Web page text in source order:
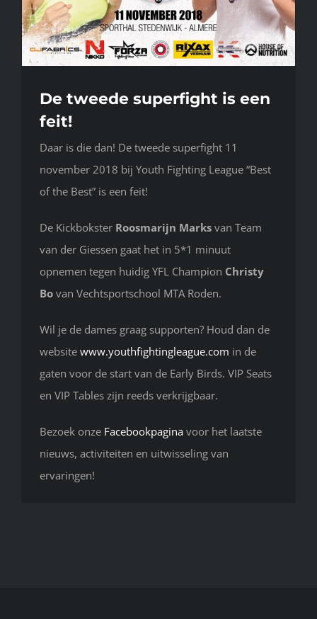
De tweede superfight is een
feit!
Daar is die dan! De tweede superfight 11
november 2018 bij Youth Fighting League “Best
of the Best” is een feit!
De Kickbokster Roosmarijn Marks van Team
van der Giessen gaat het in 5*1 minuut
opnemen tegen huidig YFL Champion Christy
Bo van Vechtsportschool MTA Roden.
Wil je de dames graag supporten? Houd dan de
website www.youthfightingleague.com in de
gaten voor de start van de Early Birds. VIP Seats
en VIP Tables zijn reeds verkrijgbaar.
Bezoek onze Facebookpagina voor het laatste
nieuws, activiteiten en uitwisseling van
ervaringen!